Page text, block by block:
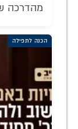
מהדרכה של 100
הכנה לתפילה